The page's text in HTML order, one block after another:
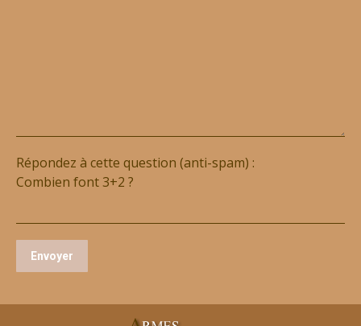
Répondez à cette question (anti-spam) :
Combien font 3+2 ?